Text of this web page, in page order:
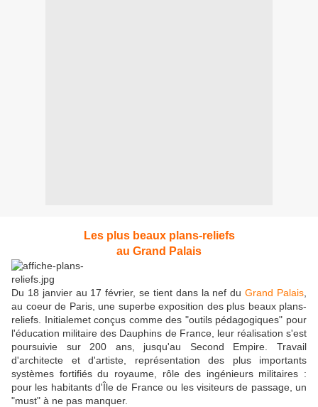
Les plus beaux plans-reliefs
au Grand Palais
Du 18 janvier au 17 février, se tient dans la nef duGrand Palais
au coeur de Paris, une superbe exposition des plus beaux plans-
reliefs. Initialemet conçus comme des "outils pédagogiques" pour
l'éducation militaire des Dauphins de France, leur réalisation s'est
poursuivie sur 200 ans, jusqu'au Second Empire. Travail
d'architecte et d'artiste, représentation des plus importants
systèmes fortifiés du royaume, rôle des ingénieurs militaires :
pour les habitants d'Île de France ou les visiteurs de passage, un
"must" à ne pas manquer.